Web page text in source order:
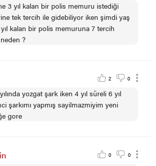
3 yıl kalan bir polis memuru istediği
tek tercih ile gidebiliyor iken şimdi yaş
kalan bir polis memuruna 7 tercih
?
2 0
yozgat şark iken 4 yıl süreli 6 yıl
şarkımı yapmış sayilmazmiyim yeni
gore
0 0